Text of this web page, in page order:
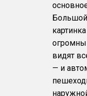
видят
— и